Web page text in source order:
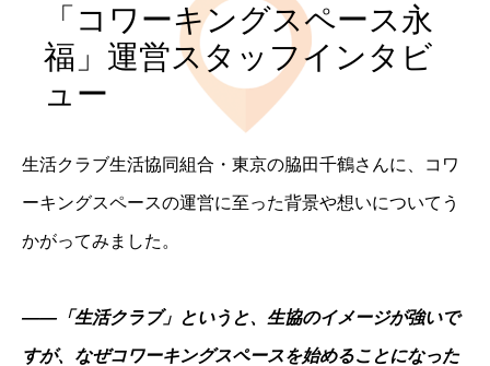
「コワーキングスペース永
福」運営スタッフインタビ
ュー
生活クラブ生活協同組合・東京の脇田千鶴さんに、コワ
ーキングスペースの運営に至った背景や想いについてう
かがってみました。
――「生活クラブ」というと、生協のイメージが強いで
すが、なぜコワーキングスペースを始めることになった